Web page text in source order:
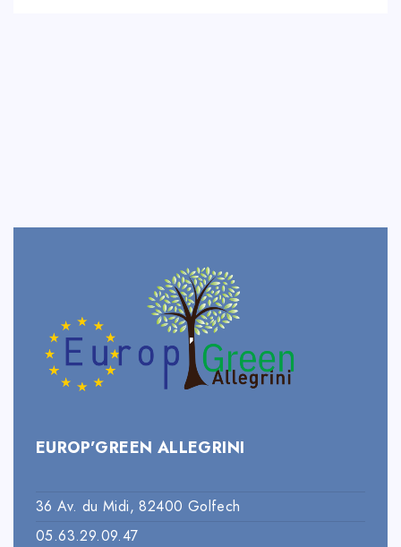
EUROP’GREEN ALLEGRINI
36 Av. du Midi, 82400 Golfech
05.63.29.09.47